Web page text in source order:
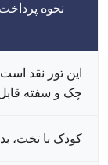
نحوه
این تور نقد
چک و سفته
کودک با تخت،